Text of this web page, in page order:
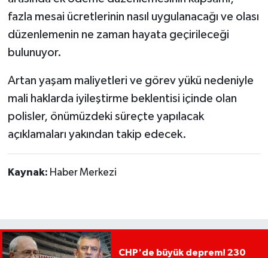
fazla mesai ücretlerinin nasıl uygulanacağı ve olası
düzenlemenin ne zaman hayata geçirileceği
bulunuyor.
Artan yaşam maliyetleri ve görev yükü nedeniyle
mali haklarda iyileştirme beklentisi içinde olan
polisler, önümüzdeki süreçte yapılacak
açıklamaları yakından takip edecek.
Kaynak: Haber Merkezi
CHP'de büyük deprem! 230